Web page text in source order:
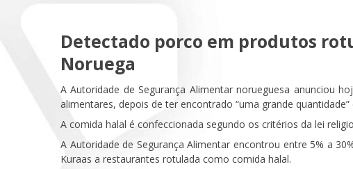
Detectado porco em produtos
Noruega
A Autoridade de Segurança Alimentar norueguesa anunciou
alimentares, depois de ter encontrado “uma grande
A comida halal é confeccionada segundo os critérios da lei
A Autoridade de Segurança Alimentar encontrou entre 5% a
Kuraas a restaurantes rotulada como comida halal.